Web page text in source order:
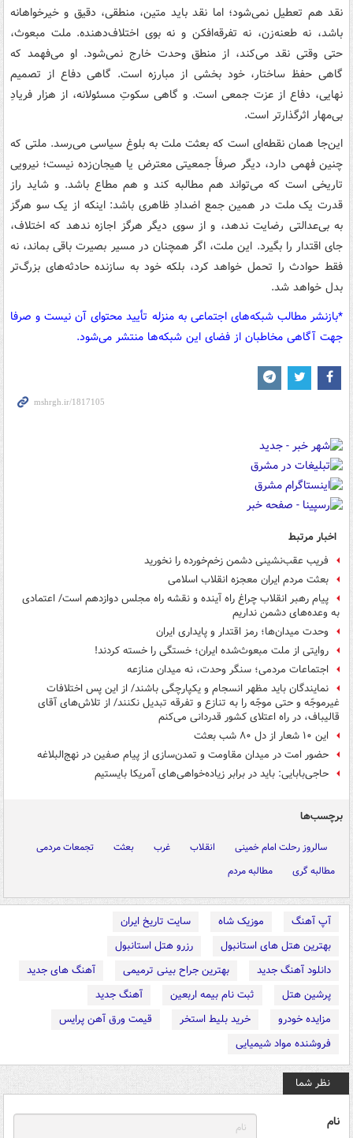
نقد هم تعطیل نمی‌شود؛ اما نقد باید متین، منطقی، دقیق و خیرخواهانه
باشد، نه طعنه‌زن، نه تفرقه‌افکن و نه بوی اختلاف‌دهنده. ملت مبعوث،
حتی وقتی نقد می‌کند، از منطق وحدت خارج نمی‌شود. او می‌فهمد که
گاهی حفظ ساختار، خود بخشی از مبارزه است. گاهی دفاع از تصمیم
نهایی، دفاع از عزت جمعی است. و گاهی سکوتِ مسئولانه، از هزار فریادِ
بی‌مهار اثرگذارتر است.
این‌جا همان نقطه‌ای است که بعثت ملت به بلوغ سیاسی می‌رسد. ملتی که
چنین فهمی دارد، دیگر صرفاً جمعیتی معترض یا هیجان‌زده نیست؛ نیرویی
تاریخی است که می‌تواند هم مطالبه کند و هم مطاع باشد. و شاید راز
قدرت یک ملت در همین جمع اضدادِ ظاهری باشد: اینکه از یک سو هرگز
به بی‌عدالتی رضایت ندهد، و از سوی دیگر هرگز اجازه ندهد که اختلاف،
جای اقتدار را بگیرد. این ملت، اگر همچنان در مسیر بصیرت باقی بماند، نه
فقط حوادث را تحمل خواهد کرد، بلکه خود به سازنده حادثه‌های بزرگ‌تر
بدل خواهد شد.
*بازنشر مطالب شبکه‌های اجتماعی به منزله تأیید محتوای آن نیست و صرفا
جهت آگاهی مخاطبان از فضای این شبکه‌ها منتشر می‌شود.
اخبار مرتبط
فریب عقب‌نشینی دشمن زخم‌خورده را نخورید
بعثت مردم ایران معجزه انقلاب اسلامی
پیام رهبر انقلاب چراغ راه آینده و نقشه راه مجلس دوازدهم است/ اعتمادی
به وعده‌های دشمن نداریم
وحدت میدان‌ها؛ رمز اقتدار و پایداری ایران
روایتی از ملت مبعوث‌شده ایران؛ خستگی را خسته کردند!
اجتماعات مردمی؛ سنگر وحدت، نه میدان منازعه
نمایندگان باید مظهر انسجام و یکپارچگی باشند/ از این پس اختلافات
غیرموجّه و حتی موجّه را به تنازع و تفرقه تبدیل نکنند/ از تلاش‌های آقای
قالیباف، در راه اعتلای کشور قدردانی می‌کنم
این ۱۰ شعار از دل ۸۰ شب بعثت
حضور امت در میدان مقاومت و تمدن‌سازی از پیام صفین در نهج‌البلاغه
حاجی‌بابایی: باید در برابر زیاده‌خواهی‌های آمریکا بایستیم
برچسب‌ها
سالروز رحلت امام خمینی انقلاب غرب بعثت
تجمعات مردمی
مطالبه گری
مطالبه مردم
آپ آهنگ موزیک شاه
سایت تاریخ ایران
بهترین هتل های استانبول
رزرو هتل استانبول
دانلود آهنگ جدید
بهترین جراح بینی ترمیمی
آهنگ های جدید
پرشین هتل
ثبت نام بیمه اربعین
آهنگ جدید
مزایده خودرو
خرید بلیط استخر
قیمت ورق آهن پرایس
فروشنده مواد شیمیایی
نظر شما
نام